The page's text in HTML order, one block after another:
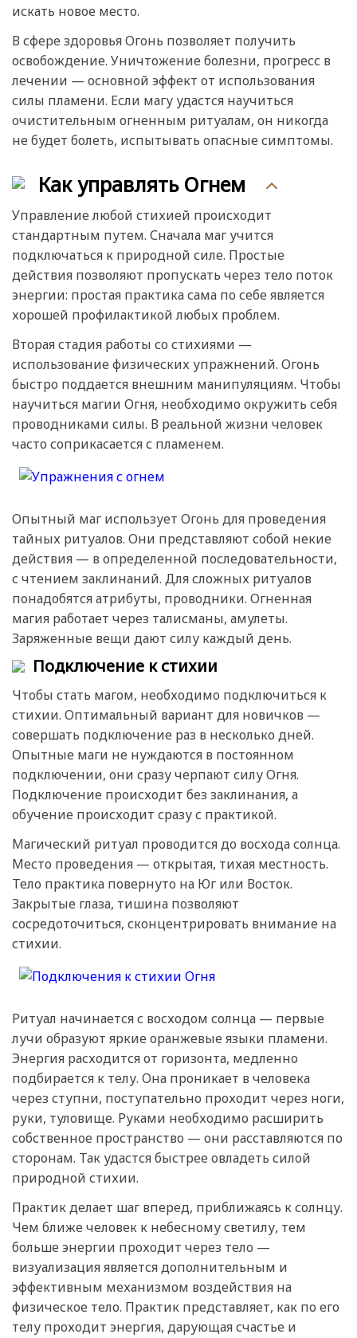
искать новое место.
В сфере здоровья Огонь позволяет получить
освобождение. Уничтожение болезни, прогресс в
лечении — основной эффект от использования
силы пламени. Если магу удастся научиться
очистительным огненным ритуалам, он никогда
не будет болеть, испытывать опасные симптомы.
Как управлять Огнем
Управление любой стихией происходит
стандартным путем. Сначала маг учится
подключаться к природной силе. Простые
действия позволяют пропускать через тело поток
энергии: простая практика сама по себе является
хорошей профилактикой любых проблем.
Вторая стадия работы со стихиями —
использование физических упражнений. Огонь
быстро поддается внешним манипуляциям. Чтобы
научиться магии Огня, необходимо окружить себя
проводниками силы. В реальной жизни человек
часто соприкасается с пламенем.
Опытный маг использует Огонь для проведения
тайных ритуалов. Они представляют собой некие
действия — в определенной последовательности,
с чтением заклинаний. Для сложных ритуалов
понадобятся атрибуты, проводники. Огненная
магия работает через талисманы, амулеты.
Заряженные вещи дают силу каждый день.
Подключение к стихии
Чтобы стать магом, необходимо подключиться к
стихии. Оптимальный вариант для новичков —
совершать подключение раз в несколько дней.
Опытные маги не нуждаются в постоянном
подключении, они сразу черпают силу Огня.
Подключение происходит без заклинания, а
обучение происходит сразу с практикой.
Магический ритуал проводится до восхода солнца.
Место проведения — открытая, тихая местность.
Тело практика повернуто на Юг или Восток.
Закрытые глаза, тишина позволяют
сосредоточиться, сконцентрировать внимание на
стихии.
Ритуал начинается с восходом солнца — первые
лучи образуют яркие оранжевые языки пламени.
Энергия расходится от горизонта, медленно
подбирается к телу. Она проникает в человека
через ступни, поступательно проходит через ноги,
руки, туловище. Руками необходимо расширить
собственное пространство — они расставляются по
сторонам. Так удастся быстрее овладеть силой
природной стихии.
Практик делает шаг вперед, приближаясь к солнцу.
Чем ближе человек к небесному светилу, тем
больше энергии проходит через тело —
визуализация является дополнительным и
эффективным механизмом воздействия на
физическое тело. Практик представляет, как по его
телу проходит энергия, дарующая счастье и